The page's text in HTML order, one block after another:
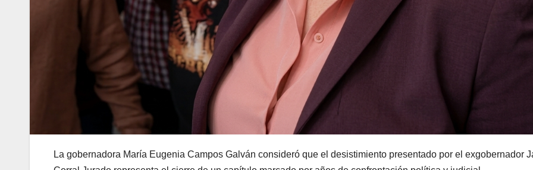
La gobernadora María Eugenia Campos Galván consideró que el desistimiento presentado por el exgobernador